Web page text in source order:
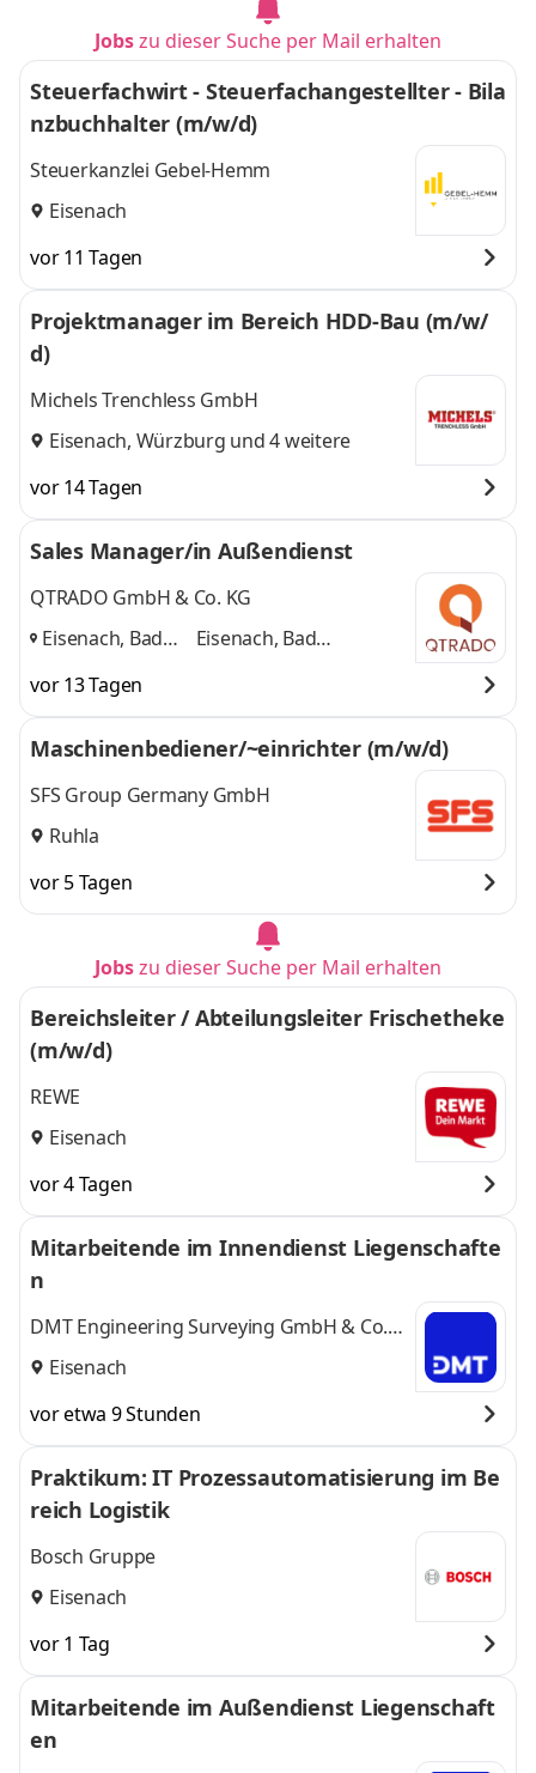
Jobszu dieser Suche per Mail erhalten
Steuerfachwirt - Steuerfachangestellter - Bila
nzbuchhalter (m/w/d)
Steuerkanzlei Gebel-Hemm
Eisenach
vor 11 Tagen
Projektmanager im Bereich HDD-Bau (m/w/
d)
Michels Trenchless GmbH
Eisenach, Würzburg und 4 weitere
vor 14 Tagen
Sales Manager/in Außendienst
QTRADO GmbH & Co. KG
Eisenach, Bad
Gotha,
Eisenach, Bad
vor 13 Tagen
Maschinenbediener/~einrichter (m/w/d)
SFS Group Germany GmbH
Ruhla
vor 5 Tagen
Jobszu dieser Suche per Mail erhalten
Bereichsleiter / Abteilungsleiter Frischetheke
(m/w/d)
REWE
Eisenach
vor 4 Tagen
Mitarbeitende im Innendienst Liegenschafte
n
DMT Engineering Surveying GmbH & Co.
KGEisenach
vor etwa 9 Stunden
Praktikum: IT Prozessautomatisierung im Be
reich Logistik
Bosch Gruppe
Eisenach
vor 1 Tag
Mitarbeitende im Außendienst Liegenschaft
en